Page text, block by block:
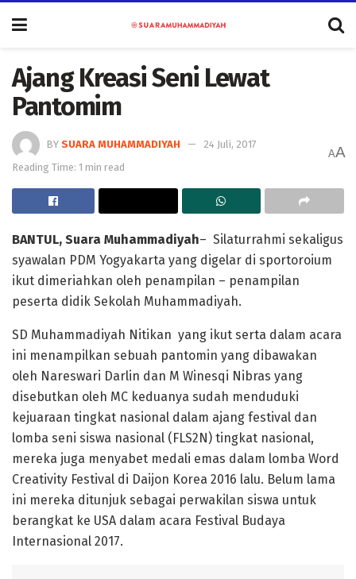
Ajang Kreasi Seni Lewat
Pantomim
BY SUARA MUHAMMADIYAH
24 Juli, 2017
Reading Time: 1 min read
AA
BANTUL, Suara Muhammadiyah– Silaturrahmi sekaligus
syawalan PDM Yogyakarta yang digelar di sportoroium
ikut dimeriahkan oleh penampilan – penampilan
peserta didik Sekolah Muhammadiyah.
SD Muhammadiyah Nitikan yang ikut serta dalam acara
ini menampilkan sebuah pantomin yang dibawakan
oleh Nareswari Darlin dan M Winesqi Nibras yang
disebutkan oleh MC keduanya sudah menduduki
kejuaraan tingkat nasional dalam ajang festival dan
lomba seni siswa nasional (FLS2N) tingkat nasional,
mereka juga menyabet medali emas dalam lomba Word
Creativity Festival di Daijon Korea 2016 lalu. Belum lama
ini mereka ditunjuk sebagai perwakilan siswa untuk
berangkat ke USA dalam acara Festival Budaya
Internasional 2017.